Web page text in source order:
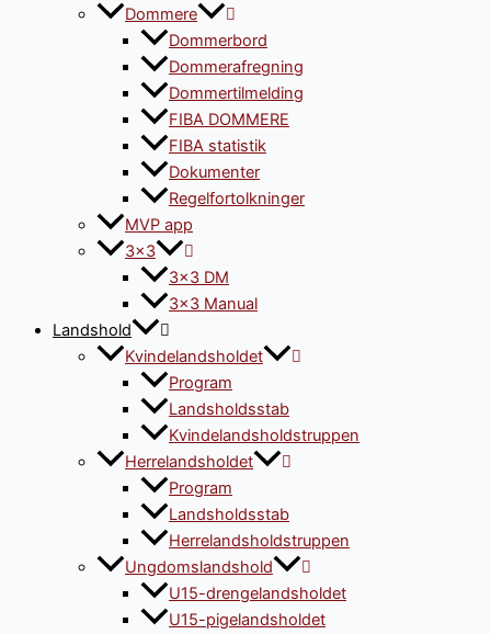
Dommere
Dommerbord
Dommerafregning
Dommertilmelding
FIBA DOMMERE
FIBA statistik
Dokumenter
Regelfortolkninger
MVP app
3×3
3×3 DM
3×3 Manual
Landshold
Kvindelandsholdet
Program
Landsholdsstab
Kvindelandsholdstruppen
Herrelandsholdet
Program
Landsholdsstab
Herrelandsholdstruppen
Ungdomslandshold
U15-drengelandsholdet
U15-pigelandsholdet